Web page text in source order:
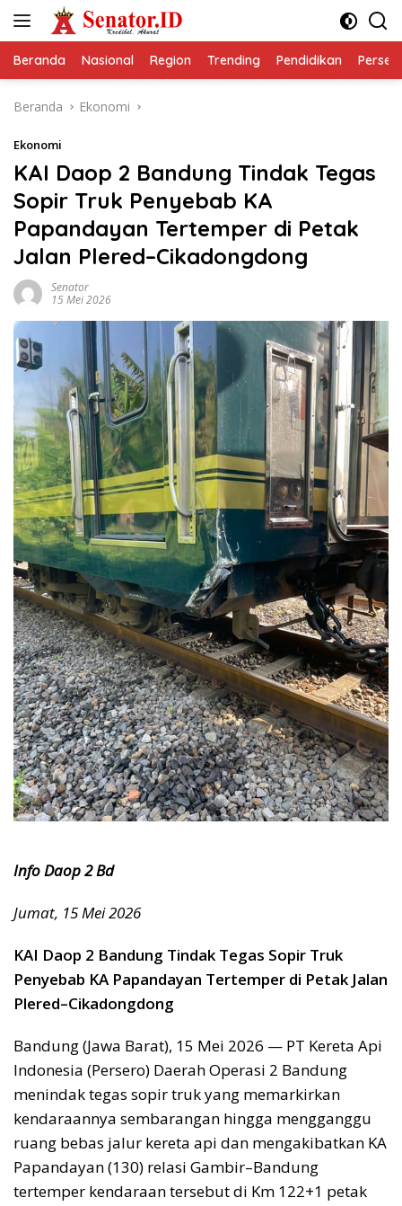
Beranda Nasional Region Trending Pendidikan
Beranda Ekonomi
Ekonomi
KAI Daop 2 Bandung Tindak Tegas
Sopir Truk Penyebab KA
Papandayan Tertemper di Petak
Jalan Plered–Cikadongdong
Senator
15 Mei 2026
Info Daop 2 Bd
Jumat, 15 Mei 2026
KAI Daop 2 Bandung Tindak Tegas Sopir Truk
Penyebab KA Papandayan Tertemper di Petak Jalan
Plered–Cikadongdong
Bandung (Jawa Barat), 15 Mei 2026 — PT Kereta Api
Indonesia (Persero) Daerah Operasi 2 Bandung
menindak tegas sopir truk yang memarkirkan
kendaraannya sembarangan hingga mengganggu
ruang bebas jalur kereta api dan mengakibatkan KA
Papandayan (130) relasi Gambir–Bandung
tertemper kendaraan tersebut di Km 122+1 petak